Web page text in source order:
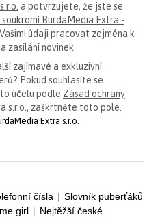
a potvrzujete, že jste se
BurdaMedia Extra -
údaji pracovat zejména k
zasílání novinek.
zajímavé a exkluzivní
Pokud souhlasíte se
účelu podle Zásad ochrany
s.r.o., zaškrtněte toto pole.
Extra s.r.o.
čísla | Slovník puberťáků
girl | Nejtěžší české